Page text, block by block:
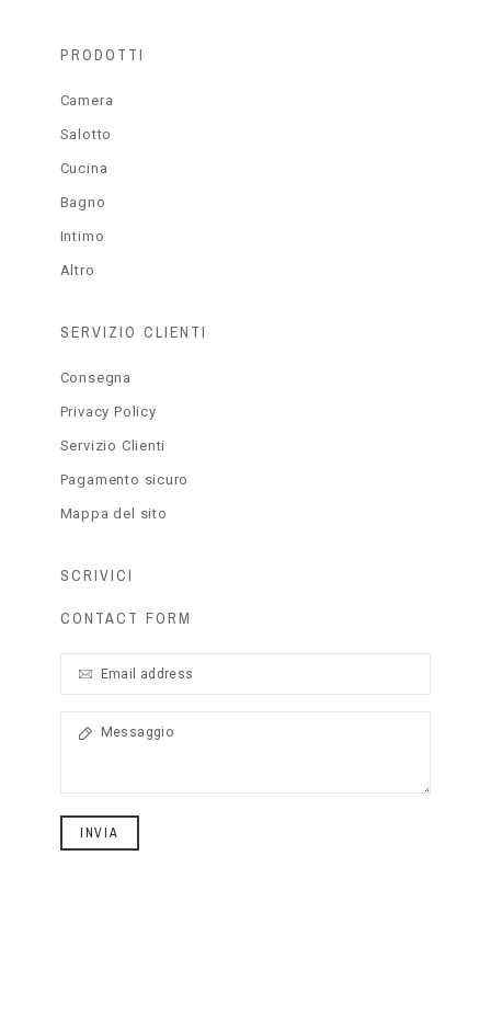
PRODOTTI
Camera
Salotto
Cucina
Bagno
Intimo
Altro
SERVIZIO CLIENTI
Consegna
Privacy Policy
Servizio Clienti
Pagamento sicuro
Mappa del sito
SCRIVICI
CONTACT FORM
INVIA